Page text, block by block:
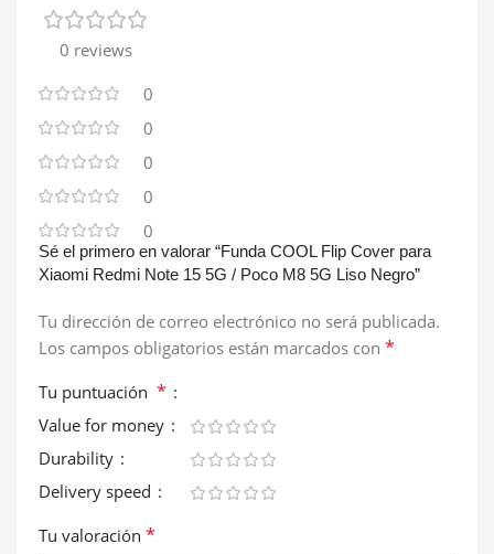
0 reviews
0
0
0
0
0
Sé el primero en valorar “Funda COOL Flip Cover para
Xiaomi Redmi Note 15 5G / Poco M8 5G Liso Negro”
Tu dirección de correo electrónico no será publicada.
Los campos obligatorios están marcados con *
Tu puntuación *
Value for money
Durability
Delivery speed
Tu valoración *